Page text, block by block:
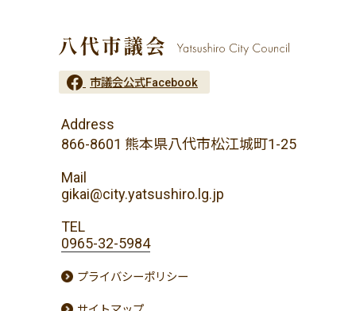
市議会公式Facebook
Address
866-8601 熊本県八代市松江城町1-25
Mail
gikai@city.yatsushiro.lg.jp
TEL
0965-32-5984
プライバシーポリシー